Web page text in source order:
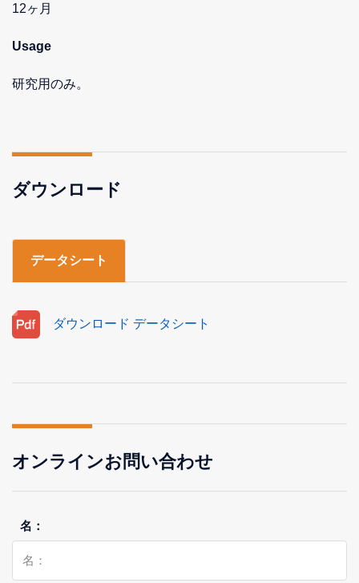
12ヶ月
Usage
研究用のみ。
ダウンロード
データシート
ダウンロード データシート
オンラインお問い合わせ
名：